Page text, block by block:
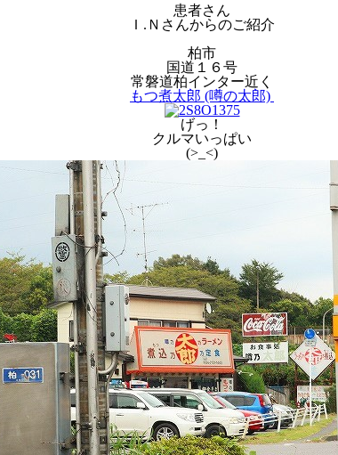
患者さん
Ｉ.Ｎさんからのご紹介
柏市
国道１６号
常磐道柏インター近く
もつ煮太郎 (噂の太郎)
げっ！
クルマいっぱい
(>_<)